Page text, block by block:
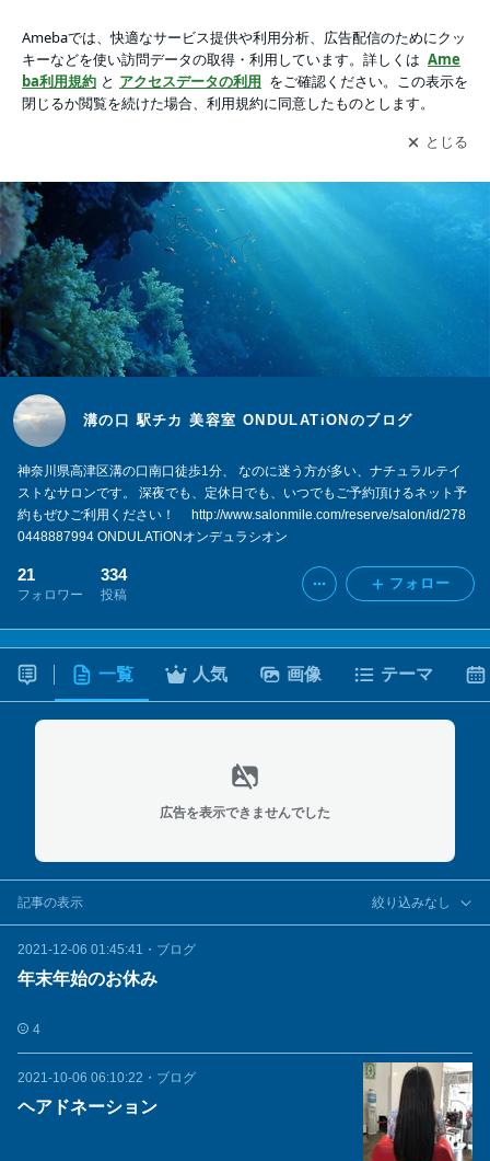
アプリをダウンロードして ブログの更新通知
を受け取りまし
ょう。
開く
溝の口 駅チカ 美容室 ONDULATiONのブログ
神奈川県高津区溝の口南口徒歩1分、 なのに迷う方が多い、ナチュラルテイ
ストなサロンです。 深夜でも、定休日でも、いつでもご予約頂けるネット予
約もぜひご利用ください！ http://www.salonmile.com/reserve/salon/id/278
0448887994 ONDULATiONオンデュラシオン
21
フォロワー
334
投稿
フォロー
一覧 人気 画像 テーマ
広告を表示できませんでした
記事の表示 絞り込みなし
2021-12-06 01:45:41 ・ ブログ
年末年始のお休み
4
2021-10-06 06:10:22 ・ ブログ
ヘアドネーション